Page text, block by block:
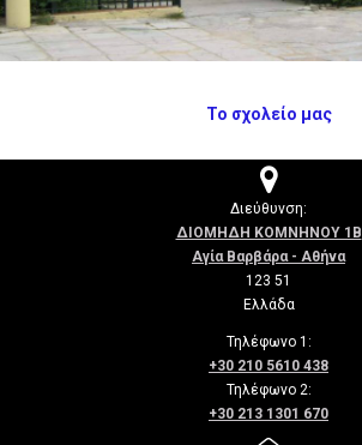
Το σχολείο μας

Διεύθυνση:
ΔΙΟΜΗΔΗ ΚΟΜΝΗΝΟΥ 1Β
Αγία Βαρβάρα - Αθήνα
123 51
Ελλάδα
Τηλέφωνο 1:
+30 210 5610 438
Τηλέφωνο 2:
+30 213 1301 670